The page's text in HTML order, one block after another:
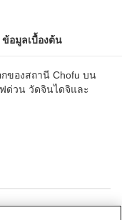
ข้อมูลเบื้องต้น
ของสถานี Chofu บน
ด่วน วัดจินไดจิและ